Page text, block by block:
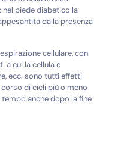
nel piede diabetico la
dalla presenza
cellulare, con
a cui la cellula è
ecc. sono tutti effetti
di cicli più o meno
anche dopo la fine